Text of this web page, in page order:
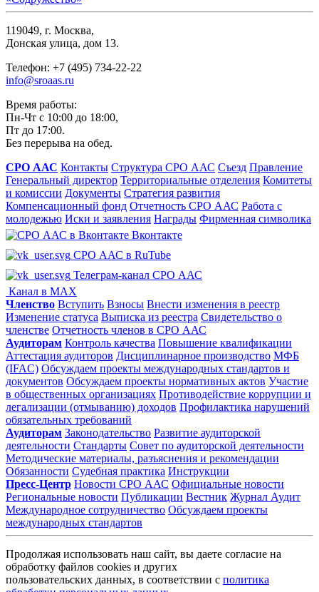
119049, г. Москва,
Донская улица, дом 13.
Телефон: +7 (495) 734-22-22
info@sroaas.ru
Время работы:
Пн-Чт с 10:00 до 18:00,
Пт до 17:00.
Без перерыва на обед.
СРО ААС Контакты Структура СРО ААС Съезд Правление
Генеральный директор Территориальные отделения Комитеты
и комиссии Документы Стратегия развития
Компенсационный фонд Отчетность СРО ААС Работа с
молодежью Иски и заявления Награды Фирменная символика
Вконтакте
СРО ААС в RuTube
Телеграм-канал СРО ААС
Канал в MAX
Членство Вступить Взносы Внести изменения в реестр
Изменение статуса Выписка из реестра Свидетельство о
членстве Отчетность членов в СРО ААС
Аудиторам Контроль качества Повышение квалификации
Аттестация аудиторов Дисциплинарное производство МФБ
(IFAC) Обсуждаем проекты международных стандартов и
документов Обсуждаем проекты нормативных актов Участие
в общественных организациях Противодействие коррупции и
легализации (отмыванию) доходов Профилактика нарушений
обязательных требований
Аудиторам Законодательство Развитие аудиторской
деятельности Стандарты Совет по аудиторской деятельности
Методические материалы, разъяснения и рекомендации
Обязанности Судебная практика Инструкции
Пресс-Центр Новости СРО ААС Официальные новости
Региональные новости Публикации Вестник Журнал Аудит
Международное сотрудничество Обсуждаем проекты
международных стандартов
Продолжая использовать наш сайт, вы даете согласие на
обработку файлов cookies и других
пользовательских данных, в соответствии с политика